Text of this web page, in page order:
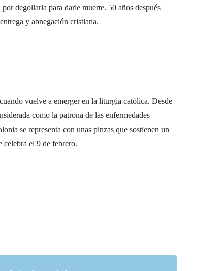
degollarla para darle muerte. 50 años después
y abnegación cristiana.
vuelve a emerger en la liturgia católica. Desde
como la patrona de las enfermedades
se representa con unas pinzas que sostienen un
celebra el 9 de febrero.